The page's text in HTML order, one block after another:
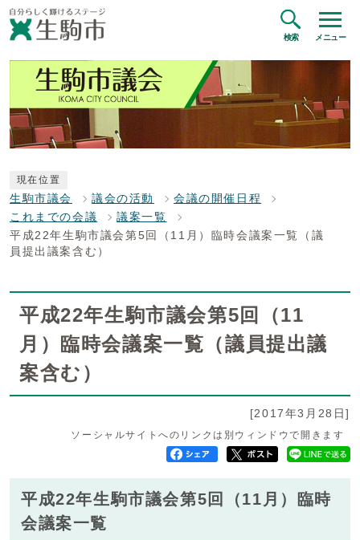
検索 メニュー
現在位置
生駒市議会 議会の活動
会議の開催日程
これまでの会議
議案一覧
平成22年生駒市議会第5回（11月）臨時会議案一覧（議
員提出議案含む）
平成22年生駒市議会第5回（11
月）臨時会議案一覧（議員提出議
案含む）
[2017年3月28日]
ソーシャルサイトへのリンクは別ウィンドウで開きます
平成22年生駒市議会第5回（11月）臨時
会議案一覧